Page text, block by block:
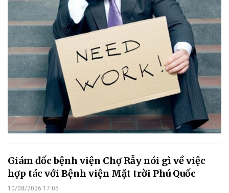
Giám đốc bệnh viện Chợ Rẫy nói gì về việc
hợp tác với Bệnh viện Mặt trời Phú Quốc
10/08/2026 17:05